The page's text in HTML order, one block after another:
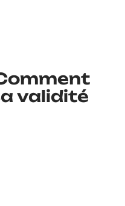
validité